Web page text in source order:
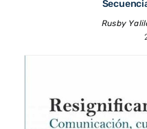
Rusby